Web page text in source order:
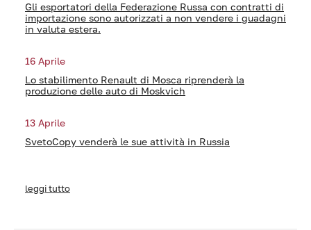
Gli esportatori della Federazione Russa con contratti di
importazione sono autorizzati a non vendere i guadagni
in valuta estera.
16 Aprile
Lo stabilimento Renault di Mosca riprenderà la
produzione delle auto di Moskvich
13 Aprile
SvetoCopy venderà le sue attività in Russia
leggi tutto